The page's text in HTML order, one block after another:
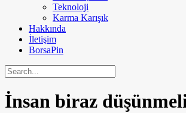
Teknoloji
Karma Karışık
Hakkında
İletişim
BorsaPin
İnsan biraz